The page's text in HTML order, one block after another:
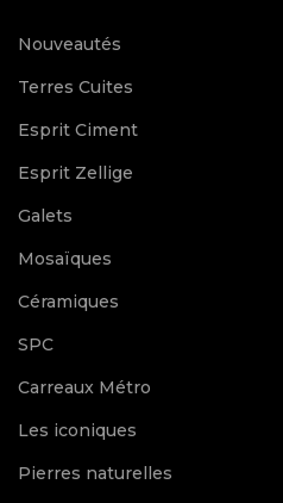
Nouveautés
Terres Cuites
Esprit Ciment
Esprit Zellige
Galets
Mosaïques
Céramiques
SPC
Carreaux Métro
Les iconiques
Pierres naturelles